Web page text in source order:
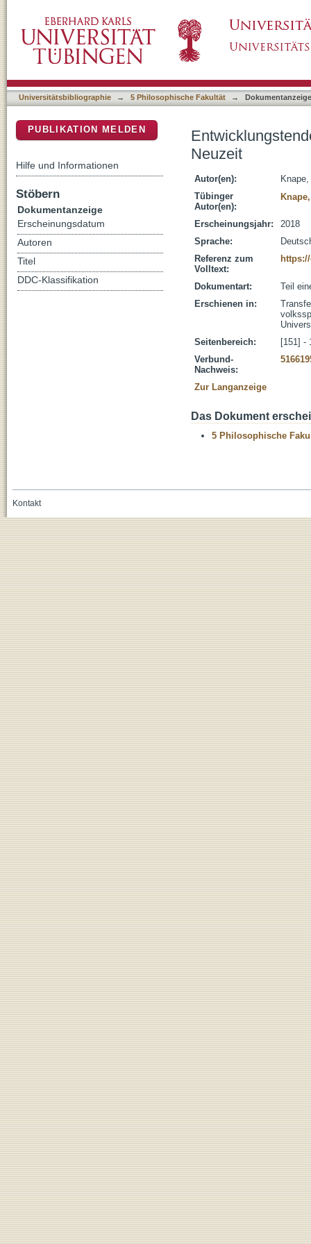
Universitätsbibliographie → 5 Philosophische Fakultät → Dokumentanzeige
Neuzeit
Autor(en):
Tübinger
Autor(en):
Erscheinungsjahr:
2018
Sprache:
Referenz zum
Volltext:
Dokumentart:
Teil
Erschienen in:
Seitenbereich:
[151] -
Verbund-
Nachweis:
Zur Langanzeige
Das Dokument
5 Philosophische
PUBLIKATION MELDEN
Hilfe und Informationen
Stöbern
Dokumentanzeige
Erscheinungsdatum
Autoren
Titel
DDC-Klassifikation
Kontakt